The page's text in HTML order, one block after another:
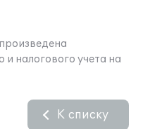
и налогового учета на
К списку